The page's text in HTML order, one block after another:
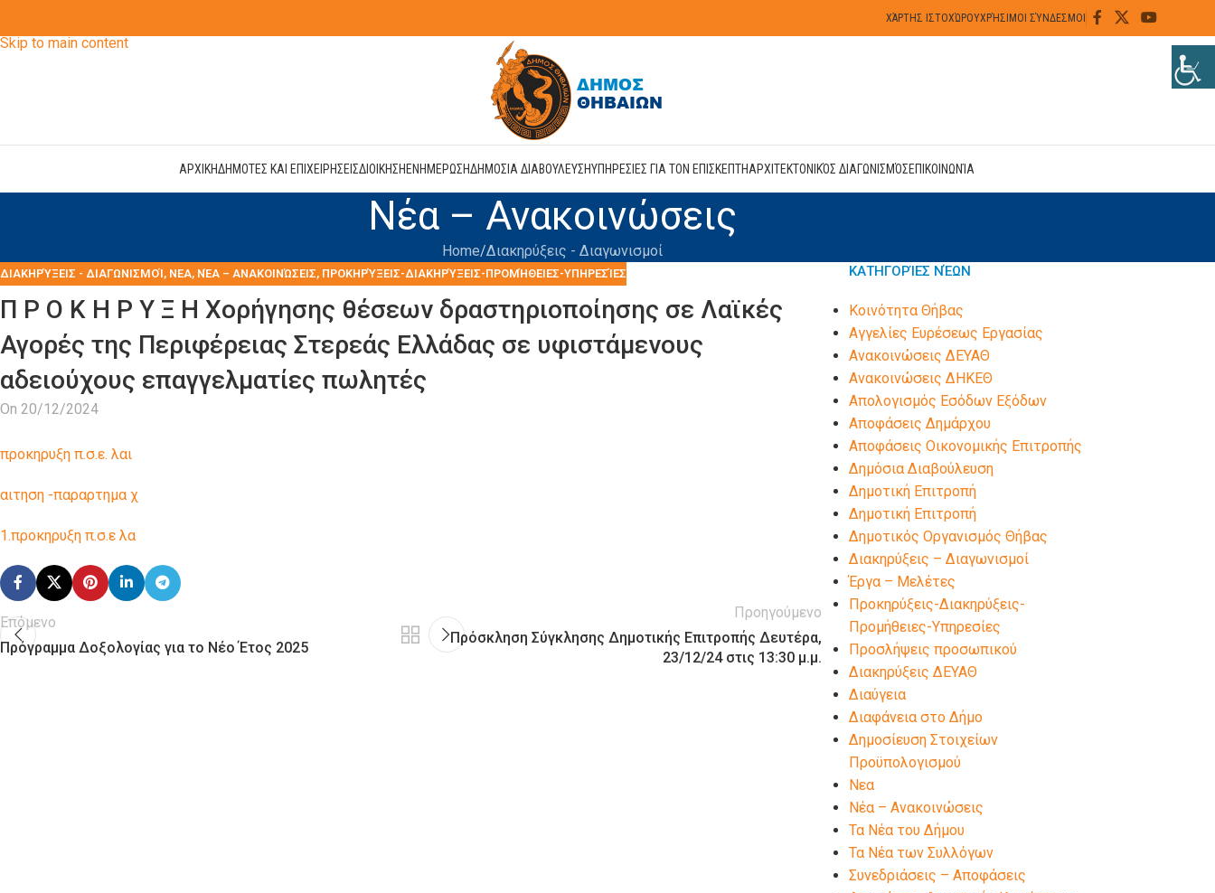
Skip to main content
ΧΆΡΤΗΣ ΙΣΤΟΧΏΡΟΥΧΡΉΣΙΜΟΙ ΣΎΝΔΕΣΜΟΙ
ΑΡΧΙΚΗΔΗΜΟΤΕΣ ΚΑΙ ΕΠΙΧΕΙΡΗΣΕΙΣΔΙΟΙΚΗΣΗΕΝΗΜΕΡΩΣΗΔΗΜΟΣΙΑ ΔΙΑΒΟΥΛΕΥΣΗΥΠΗΡΕΣΙΕΣ ΓΙΑ ΤΟΝ ΕΠΙΣΚΕΠΤΗΑΡΧΙΤΕΚΤΟΝΙΚΌΣ ΔΙΑΓΩΝΙΣΜΌΣΕΠΙΚΟΙΝΩΝΊΑ
Νέα – Ανακοινώσεις
Home Διακηρύξεις - Διαγωνισμοί
ΔΙΑΚΗΡΎΞΕΙΣ - ΔΙΑΓΩΝΙΣΜΟΊ, ΝΕΑ, ΝΈΑ – ΑΝΑΚΟΙΝΏΣΕΙΣ, ΠΡΟΚΗΡΎΞΕΙΣ-ΔΙΑΚΗΡΎΞΕΙΣ-ΠΡΟΜΉΘΕΙΕΣ-ΥΠΗΡΕΣΊΕΣ
Π Ρ Ο Κ Η Ρ Υ Ξ Η Χορήγησης θέσεων δραστηριοποίησης σε Λαϊκές
Αγορές της Περιφέρειας Στερεάς Ελλάδας σε υφιστάμενους
αδειούχους επαγγελματίες πωλητές
On 20/12/2024
προκηρυξη π.σ.ε. λαι
αιτηση -παραρτημα χ
1.προκηρυξη π.σ.ε λα
Επόμενο
Πρόγραμμα Δοξολογίας για το Νέο Έτος 2025
Προηγούμενο
Πρόσκληση Σύγκλησης Δημοτικής Επιτροπής Δευτέρα,
23/12/24 στις 13:30 μ.μ.
ΚΑΤΗΓΟΡΊΕΣ ΝΈΩΝ
Kοινότητα Θήβας
Αγγελίες Ευρέσεως Εργασίας
Ανακοινώσεις ΔΕΥΑΘ
Ανακοινώσεις ΔΗΚΕΘ
Απολογισμός Εσόδων Εξόδων
Αποφάσεις Δημάρχου
Αποφάσεις Οικονομικής Επιτροπής
Δημόσια Διαβούλευση
Δημοτική Επιτροπή
Δημοτική Επιτροπή
Δημοτικός Οργανισμός Θήβας
Διακηρύξεις – Διαγωνισμοί
Έργα – Μελέτες
Προκηρύξεις-Διακηρύξεις-
Προμήθειες-Υπηρεσίες
Προσλήψεις προσωπικού
Διακηρύξεις ΔΕΥΑΘ
Διαύγεια
Διαφάνεια στο Δήμο
Δημοσίευση Στοιχείων
Προϋπολογισμού
Νεα
Νέα – Ανακοινώσεις
Τα Νέα του Δήμου
Τα Νέα των Συλλόγων
Συνεδριάσεις – Αποφάσεις